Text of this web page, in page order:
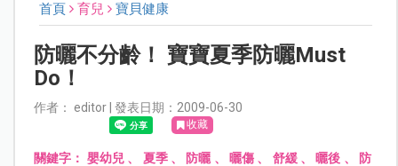
首頁 育兒 寶貝健康
防曬不分齡！ 寶寶夏季防曬Must
Do！
作者： editor | 發表日期：2009-06-30
收藏
關鍵字： 嬰幼兒 、 夏季、 防曬 、 曬傷 、 舒緩、 曬後 、
防